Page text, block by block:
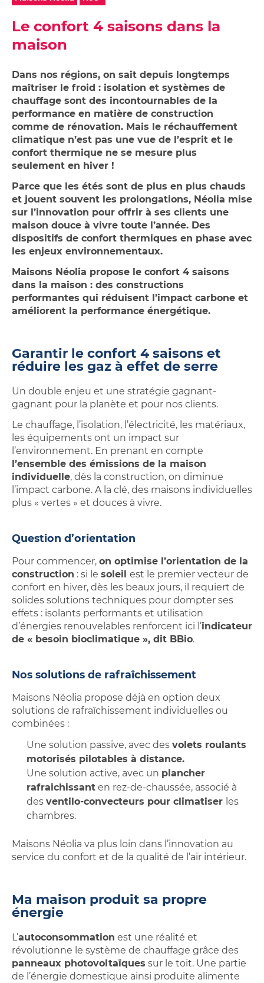
étudiants
Garage
place
de
parking
à
louer
location
Néolia
votre
garage
ou
de
parking
Le confort 4 saisons dans la
maison
Dans nos régions, on sait depuis longtemps
maîtriser le froid : isolation et systèmes de
chauffage sont des incontournables de la
performance en matière de construction
comme de rénovation. Mais le réchauffement
climatique n’est pas une vue de l’esprit et le
confort thermique ne se mesure plus
seulement en hiver !
Parce que les étés sont de plus en plus chauds
et jouent souvent les prolongations, Néolia mise
sur l’innovation pour offrir à ses clients une
maison douce à vivre toute l’année. Des
dispositifs de confort thermiques en phase avec
les enjeux environnementaux.
Maisons Néolia propose le confort 4 saisons
dans la maison : des constructions
performantes qui réduisent l’impact carbone et
améliorent la performance énergétique.
Garantir le confort 4 saisons et
réduire les gaz à effet de serre
Un double enjeu et une stratégie gagnant-
gagnant pour la planète et pour nos clients.
Le chauffage, l’isolation, l’électricité, les matériaux,
les équipements ont un impact sur
l’environnement. En prenant en compte
l’ensemble des émissions de la maison
individuelle, dès la construction, on diminue
l’impact carbone. A la clé, des maisons individuelles
plus « vertes » et douces à vivre.
Question d’orientation
Pour commencer, on optimise l’orientation de la
construction : si le soleil est le premier vecteur de
confort en hiver, dès les beaux jours, il requiert de
solides solutions techniques pour dompter ses
effets : isolants performants et utilisation
d’énergies renouvelables renforcent ici l’indicateur
de « besoin bioclimatique », dit BBio.
Nos solutions de rafraîchissement
Maisons Néolia propose déjà en option deux
solutions de rafraîchissement individuelles ou
combinées :
Une solution passive, avec des volets roulants
motorisés pilotables à distance.
Une solution active, avec un plancher
rafraichissant en rez-de-chaussée, associé à
des ventilo-convecteurs pour climatiser les
chambres.
Maisons Néolia va plus loin dans l’innovation au
service du confort et de la qualité de l’air intérieur.
Ma maison produit sa propre
énergie
L’autoconsommation est une réalité et
révolutionne le système de chauffage grâce des
panneaux photovoltaïques sur le toit. Une partie
de l’énergie domestique ainsi produite alimente